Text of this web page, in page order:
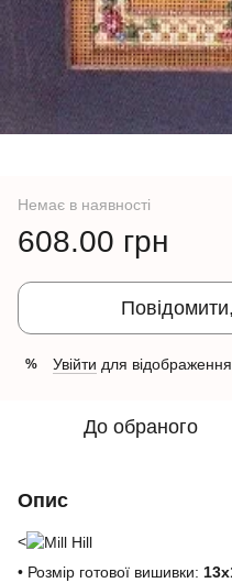
Немає в наявності
608.00 грн
% Увійти для
До обраного
Опис
<
• Розмір готової вишивки: